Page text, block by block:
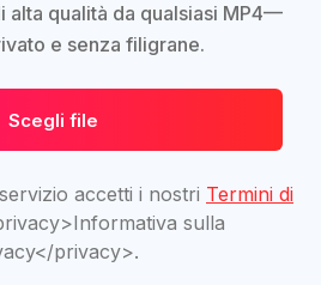
alta qualità da qualsiasi MP4—
e senza filigrane.
Scegli file
accetti i nostri Termini di
sulla
privacy>.